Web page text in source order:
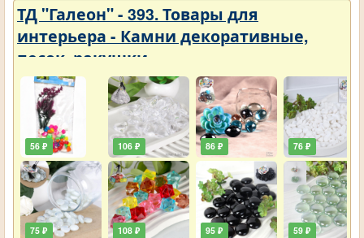
ТД "Галеон" - 393. Товары для
интерьера - Камни декоративные,
песок, ракушки
56 ₽
75 ₽
106 ₽
108 ₽
86 ₽
95 ₽
76 ₽
59 ₽